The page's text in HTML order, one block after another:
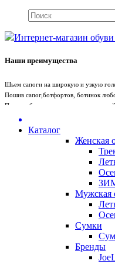
Интернет-магазин
Наши преимущества
Шьем сапоги на широкую и узкую
Пошив сапог,ботфортов, ботинок
Пошив обуви вручную с учетом вашей
Whatsapp+79675719880
Санкт-Петербург
Каталог
Женская
Мужская
Сумки
Бренды